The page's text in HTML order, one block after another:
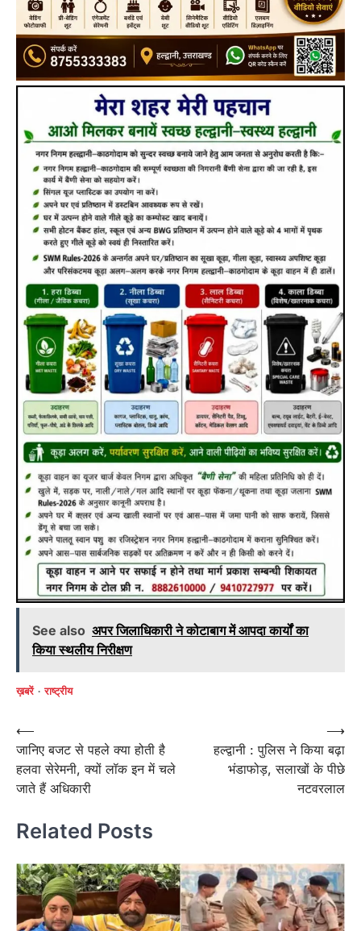
See also अपर जिलाधिकारी ने कोटाबाग में आपदा कार्यों का
किया स्थलीय निरीक्षण
ख़बरें राष्ट्रीय
Post
navigation
⟵
जानिए बजट से पहले क्या होती है
हलवा सेरेमनी, क्यों लॉक इन में चले
जाते हैं अधिकारी
हल्द्वानी : पुलिस ने किया बढ़ा
भंडाफोड़, सलाखों के पीछे
नटवरलाल
⟶
Related Posts